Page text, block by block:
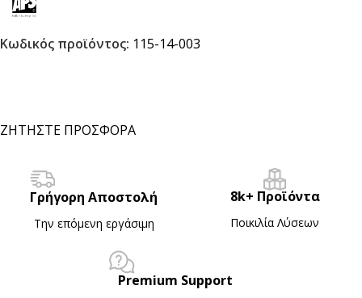
Κωδικός προϊόντος: 115-14-003
ΖΗΤΗΣΤΕ ΠΡΟΣΦΟΡΑ
Γρήγορη Αποστολή
Την επόμενη εργάσιμη
8k+ Προϊόντα
Ποικιλία Λύσεων
Premium Support